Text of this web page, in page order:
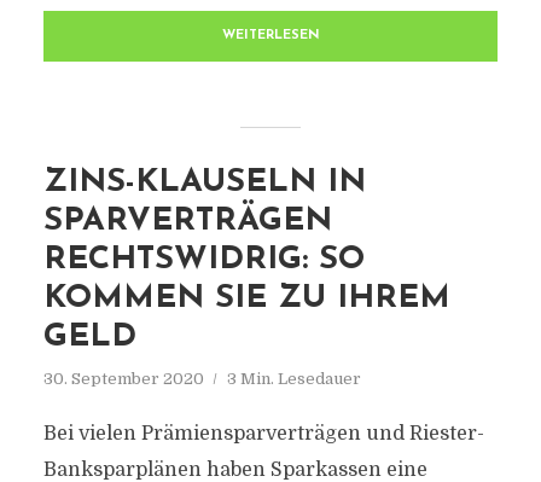
WEITERLESEN
ZINS-KLAUSELN IN
SPARVERTRÄGEN
RECHTSWIDRIG: SO
KOMMEN SIE ZU IHREM
GELD
30. September 2020 3 Min. Lesedauer
Bei vielen Prämiensparverträgen und Riester-
Banksparplänen haben Sparkassen eine